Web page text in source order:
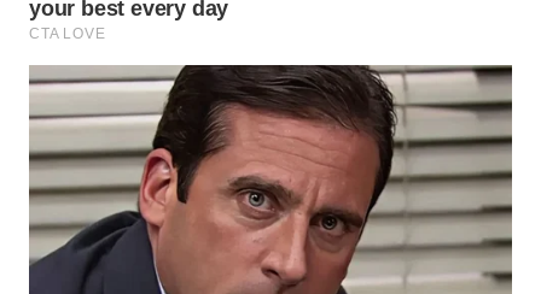
WN
SUBANG
WN
SUKABUMI
WN
PURWAKARTA